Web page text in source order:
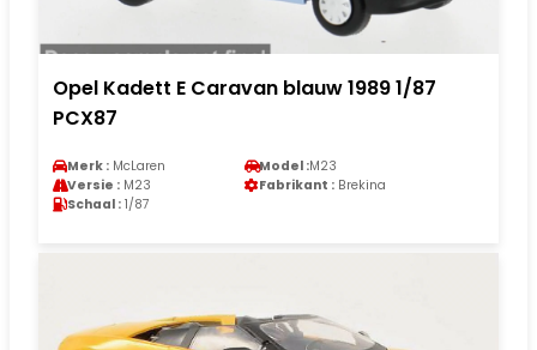
Opel Kadett E Caravan blauw 1989 1/87
PCX87
Merk : McLaren Model :M23
Versie : M23 Fabrikant : Brekina
Schaal : 1/87